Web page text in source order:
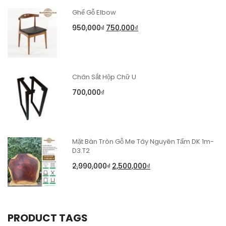
Ghế Gỗ Elbow
950,000₫ 750,000₫
Chân Sắt Hộp Chữ U
700,000₫
Mặt Bàn Tròn Gỗ Me Tây Nguyên Tấm DK 1m-
D3.T2
2,990,000₫ 2,500,000₫
PRODUCT TAGS